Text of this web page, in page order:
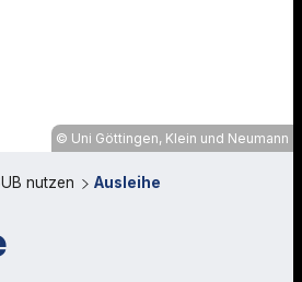
Uni Göttingen, Klein und Neumann
nutzen Ausleihe